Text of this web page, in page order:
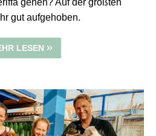
gehen? Auf der größten
gut aufgehoben.
LESEN